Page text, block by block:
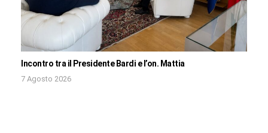
Incontro tra il Presidente Bardi e l’on. Mattia
7 Agosto 2026